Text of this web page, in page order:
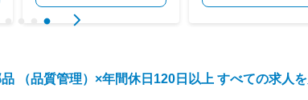
（品質管理） ×年間休日120日以上 すべての求人